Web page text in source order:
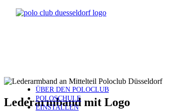
ÜBER DEN POLOCLUB
POLOSCHULE
EINSTALLEN
Lederarmband mit Logo